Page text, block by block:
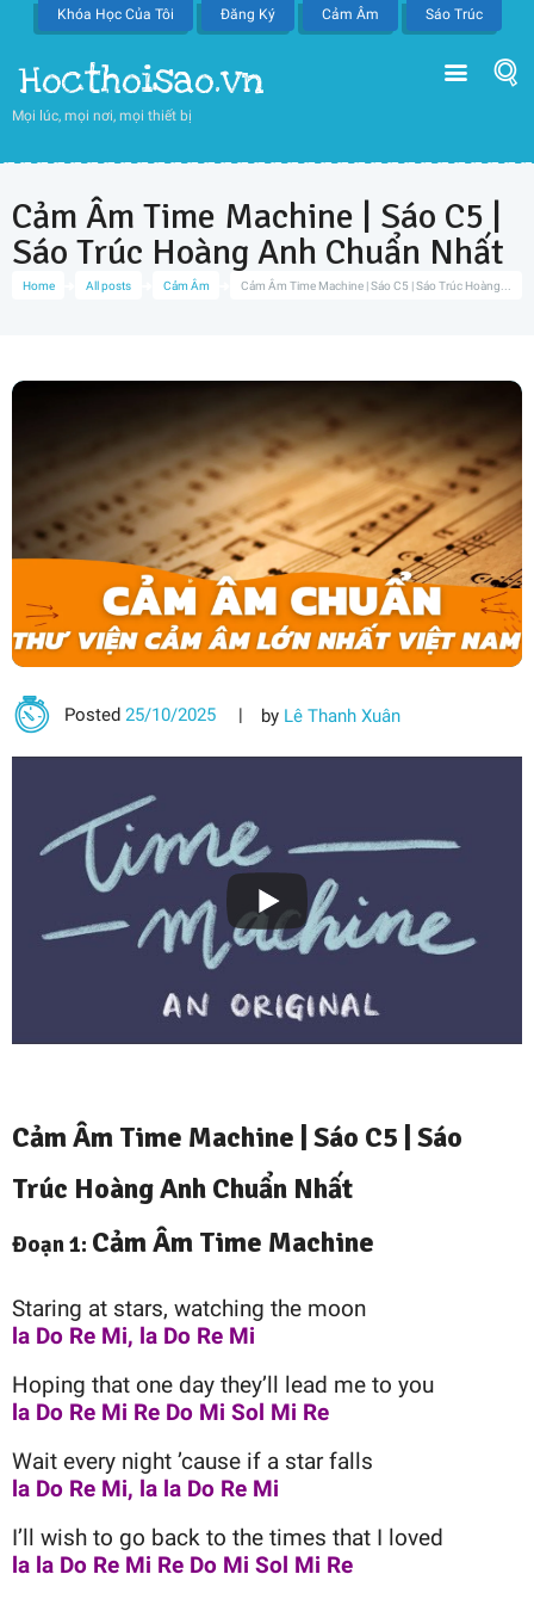
Khóa Học Của Tôi Đăng Ký Cảm Âm Sáo Trúc
Hocthoisao.vn
Mọi lúc, mọi nơi, mọi thiết bị
Home All posts Cảm Âm Cảm Âm Time Machine | Sáo C5 | Sáo Trúc Hoàng...
Cảm Âm Time Machine | Sáo C5 |
Sáo Trúc Hoàng Anh Chuẩn Nhất
Posted25/10/2025 by Lê Thanh Xuân
Cảm Âm Time Machine | Sáo C5 Sáo
Trúc Hoàng Anh Chuẩn Nhất
Đoạn 1: Cảm Âm Time Machine
Staring at stars, watching the moon
la Do Re Mi, la Do Re Mi
Hoping that one day they’ll lead me to you
la Do Re Mi Re Do Mi Sol Mi Re
Wait every night ’cause if a star falls
la Do Re Mi, la la Do Re Mi
I’ll wish to go back to the times that I loved
la la Do Re Mi Re Do Mi Sol Mi Re